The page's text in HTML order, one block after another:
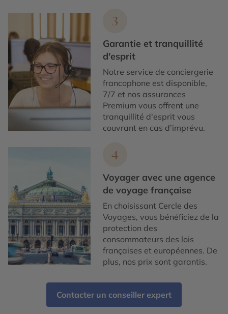
3
Garantie et tranquillité
d'esprit
Notre service de conciergerie
francophone est disponible,
7/7 et nos assurances
Premium vous offrent une
tranquillité d'esprit vous
couvrant en cas d’imprévu.
4
Voyager avec une agence
de voyage française
En choisissant Cercle des
Voyages, vous bénéficiez de la
protection des
consommateurs des lois
françaises et européennes. De
plus, nos prix sont garantis.
Contacter un conseiller expert